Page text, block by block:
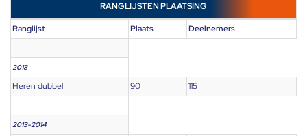
RANGLIJSTEN PLAATSING
Ranglijst Plaats Deelnemers
2018
Heren dubbel 90 115
2013-2014